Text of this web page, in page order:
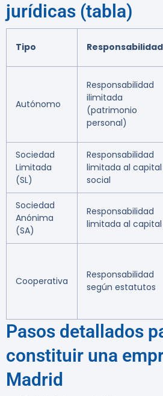
jurídicas (tabla)
Tipo Responsabilidad
Autónomo
Responsabilidad
ilimitada
(patrimonio
personal)
Sociedad
Limitada
(SL)
Responsabilidad
limitada al capital
social
Sociedad
Anónima
(SA)
Responsabilidad
limitada al capital
Cooperativa
Responsabilidad
según estatutos
Pasos detallados
constituir una
Madrid